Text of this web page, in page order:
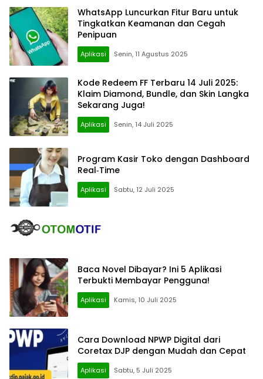
WhatsApp Luncurkan Fitur Baru untuk
Tingkatkan Keamanan dan Cegah
Penipuan
Aplikasi Senin, 11 Agustus 2025
Kode Redeem FF Terbaru 14 Juli 2025:
Klaim Diamond, Bundle, dan Skin Langka
Sekarang Juga!
Aplikasi Senin, 14 Juli 2025
Program Kasir Toko dengan Dashboard
Real‑Time
Aplikasi Sabtu, 12 Juli 2025
Baca Novel Dibayar? Ini 5 Aplikasi
Terbukti Membayar Pengguna!
Aplikasi Kamis, 10 Juli 2025
Cara Download NPWP Digital dari
Coretax DJP dengan Mudah dan Cepat
Aplikasi Sabtu, 5 Juli 2025